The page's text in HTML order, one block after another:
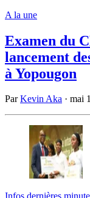
A la une
Examen du
lancement
à Yopougon
ParKevin Aka · mai